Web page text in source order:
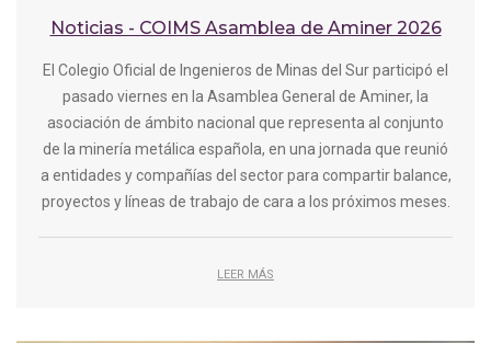
Noticias - COIMS Asamblea de Aminer 2026
El Colegio Oficial de Ingenieros de Minas del Sur participó el
pasado viernes en la Asamblea General de Aminer, la
asociación de ámbito nacional que representa al conjunto
de la minería metálica española, en una jornada que reunió
a entidades y compañías del sector para compartir balance,
proyectos y líneas de trabajo de cara a los próximos meses.
LEER MÁS